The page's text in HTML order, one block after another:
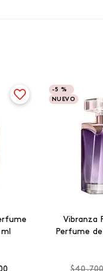
-5 %
NUEVO
Vibranza
Perfume